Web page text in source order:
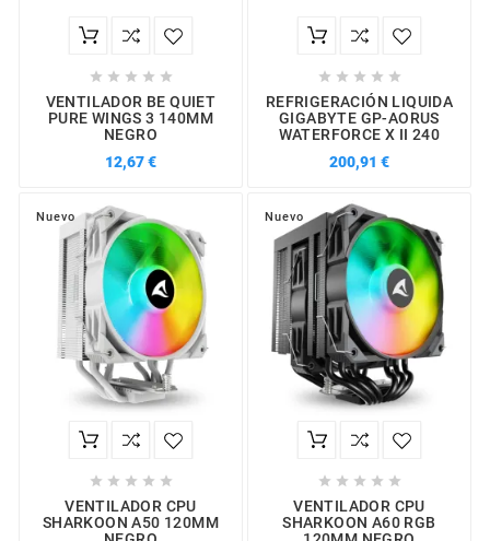
    
VENTILADOR BE QUIET
PURE WINGS 3 140MM
NEGRO
12,67 €
    
REFRIGERACIÓN LIQUIDA
GIGABYTE GP-AORUS
WATERFORCE X II 240
200,91 €
Nuevo
    
VENTILADOR CPU
SHARKOON A50 120MM
Nuevo
    
VENTILADOR CPU
SHARKOON A60 RGB